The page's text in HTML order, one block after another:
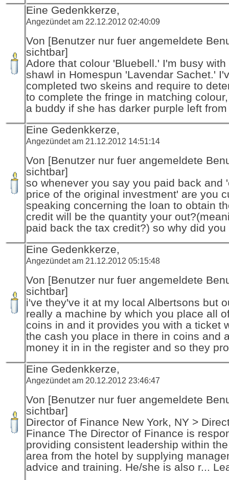
Eine Gedenkkerze,
Angezündet am 22.12.2012 02:40:09
Von [Benutzer nur fuer angemeldete
sichtbar]
Adore that colour 'Bluebell.' I'm busy with
shawl in Homespun 'Lavendar Sachet.'
completed two skeins and require to
to complete the fringe in matching
a buddy if she has darker purple left
Eine Gedenkkerze,
Angezündet am 21.12.2012 14:51:14
Von [Benutzer nur fuer angemeldete
sichtbar]
so whenever you say you paid back and
price of the original investment' are you
speaking concerning the loan to obtain
credit will be the quantity your
paid back the tax credit?) so why did
Eine Gedenkkerze,
Angezündet am 21.12.2012 05:15:48
Von [Benutzer nur fuer angemeldete
sichtbar]
i've they've it at my local Albertsons but
really a machine by which you place all
coins in and it provides you with a ticket
the cash you place in there in coins and
money it in in the register and so they pro
Eine Gedenkkerze,
Angezündet am 20.12.2012 23:46:47
Von [Benutzer nur fuer angemeldete
sichtbar]
Director of Finance New York, NY >
Finance The Director of Finance is
providing consistent leadership within
area from the hotel by supplying
advice and training. He/she is also r...